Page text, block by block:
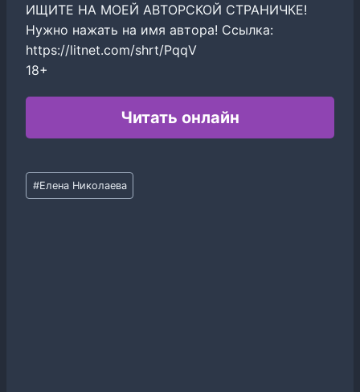
ИЩИТЕ НА МОЕЙ АВТОРСКОЙ СТРАНИЧКЕ!
Нужно нажать на имя автора! Сcылка:
https://litnet.com/shrt/PqqV
18+
Читать онлайн
Метки
записи:
#Елена Николаева